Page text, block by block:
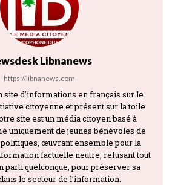
Libnanews
https://libnanews.com
site d'informations en français sur le
citoyenne et présent sur la toile
site est un média citoyen basé à
uniquement de jeunes bénévoles de
œuvrant ensemble pour la
factuelle neutre, refusant tout
parti quelconque, pour préserver sa
le secteur de l’information.